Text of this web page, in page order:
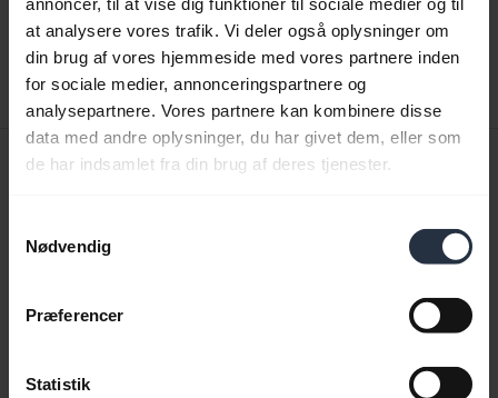
at analysere vores trafik. Vi deler også oplysninger om
din brug af vores hjemmeside med vores partnere inden
for sociale medier, annonceringspartnere og
analysepartnere. Vores partnere kan kombinere disse
data med andre oplysninger, du har givet dem, eller som
de har indsamlet fra din brug af deres tjenester.
Nødvendig
Præferencer
Statistik
Dansk expand_more
Download
1.62 MB - pdf
Quick start-vejledning